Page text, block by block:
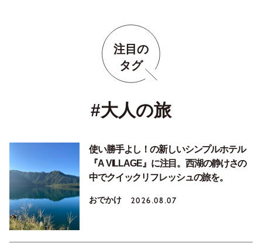
注目の
タグ
#大人の旅
使い勝手よし！の新しいシンプルホテル
『A VILLAGE』に注目。西湖の静けさの
中でクイックリフレッシュの旅を。
おでかけ 2026.08.07